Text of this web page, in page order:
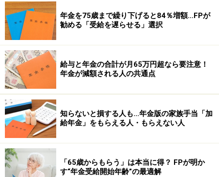
※記事内容は執筆時点のものです。最新の内容をご確認くださ
い。
本記事の内容は一般的な情報提供を目的としており、特定の金融
商品や投資行動を推奨するものではありません。
投資や資産運用に関する最終的なご判断はご自身の責任において
行ってください。
掲載情報の正確性・完全性については十分に配慮しております
が、その内容を保証するものではなく、これに基づく損失・損害
などについて当社は一切の責任を負いません。
最新の情報や詳細については、必ず各金融機関やサービス提供者
の公式情報をご確認ください。
【編集部からのお知らせ】
・「家計」について、
中です！
※抽選で20名にAmazonギフト券1000円分プレゼント
※謝礼付きの限定アンケートやモニター企画に参加が可能に
なります
年金を75歳まで繰り下げると84％増額…FPが
勧める「受給を遅らせる」選択
給与と年金の合計が月65万円超なら要注意！
年金が減額される人の共通点
知らないと損する人も…年金版の家族手当「加
給年金」をもらえる人・もらえない人
「65歳からもらう」は本当に得？ FPが明か
す“年金受給開始年齢”の最適解